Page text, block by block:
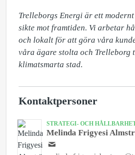
Trelleborgs Energi är ett
sikte mot framtiden. Vi arbetar
och lokalt för att göra våra
våra ägare stolta och Trelleborg
klimatsmarta stad.
Kontaktpersoner
STRATEGI- OCH
Melinda Frigyesi